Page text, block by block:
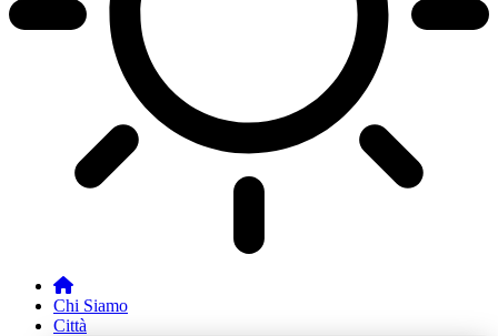
Chi Siamo
Città